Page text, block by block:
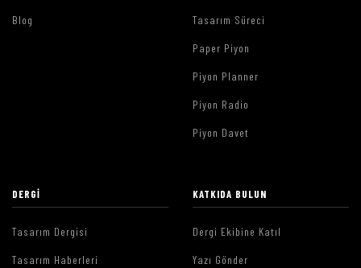
Blog Tasarım Süreci
Paper Piyon
Piyon Planner
Piyon Radio
Piyon Davet
DERGI
Tasarım Dergisi
Tasarım Haberleri
KATKIDA BULUN
Dergi Ekibine Katıl
Yazı Gönder